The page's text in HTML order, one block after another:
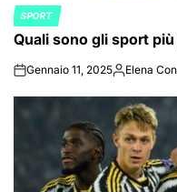
POSTED
IN
SPORT
Quali sono gli sport
onGennaio 11, 2025Posted
Elena